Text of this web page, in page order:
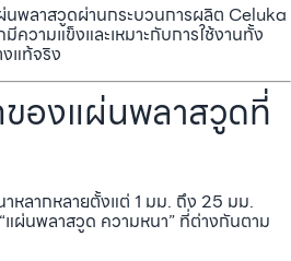
พลาสวูดผ่านกระบวนการผลิต Celuka
วามแข็งและเหมาะกับการใช้งานทั้ง
แท้จริง
งแผ่นพลาสวูดที่
หลากหลายตั้งแต่ 1 มม. ถึง 25 มม.
แผ่นพลาสวูด ความหนา” ที่ต่างกันตาม